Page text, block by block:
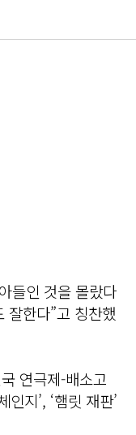
들인 것을 몰랐다
잘한다”고 칭찬했
연극제-배소고
지’, ‘햄릿 재판’